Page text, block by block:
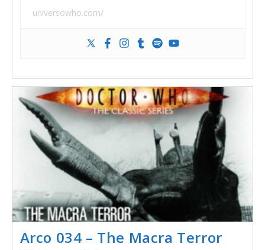
universowho.com/
Arco 034 – The Macra Terror